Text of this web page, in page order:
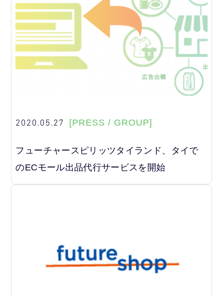
2020.05.27 [PRESS / GROUP]
フューチャースピリッツタイランド、タイで
のECモール出品代行サービスを開始